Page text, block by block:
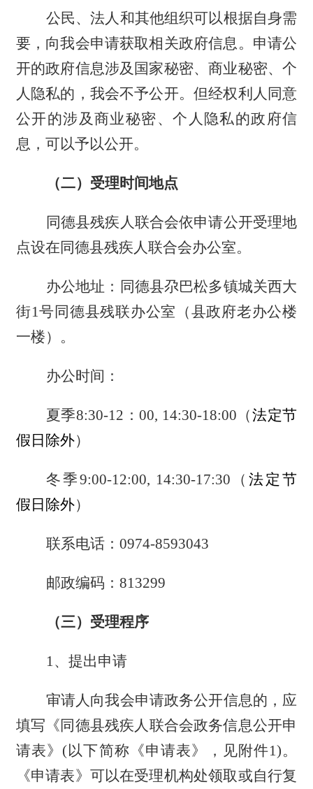
公民、法人和其他组织可以根据自身需
要，向我会申请获取相关政府信息。申请公
开的政府信息涉及国家秘密、商业秘密、个
人隐私的，我会不予公开。但经权利人同意
公开的涉及商业秘密、个人隐私的政府信
息，可以予以公开。
（二）受理时间地点
同德县残疾人联合会依申请公开受理地
点设在同德县残疾人联合会办公室。
办公地址：同德县尕巴松多镇城关西大
街1号同德县残联办公室（县政府老办公楼
一楼）。
办公时间：
夏季8:30-12：00, 14:30-18:00（法定节
假日除外）
冬季9:00-12:00, 14:30-17:30（法定节
假日除外）
联系电话： 0974-8593043
邮政编码： 813299
（三）受理程序
1、提出申请
审请人向我会申请政务公开信息的 ，应
填写《同德县残疾人联合会政务信息公开申
请表》 (以下简称《申请表》 ，见附件1)。
《申请表》可以在受理机构处领取或自行复